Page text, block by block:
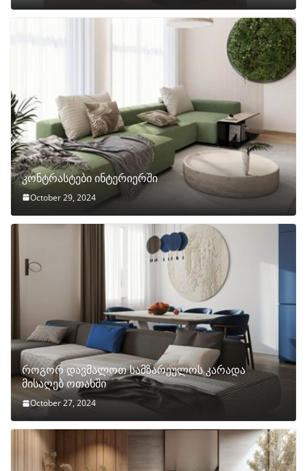
კონტრასტები ინტერიერში
October 29, 2024
როგორ დავმალოთ სამზარეულოს კარადა
მისაღებ ოთახში
October 27, 2024